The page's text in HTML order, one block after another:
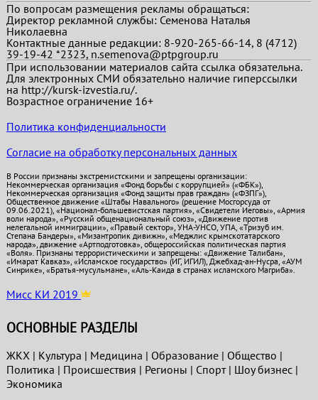
По вопросам размещения рекламы обращаться:
Директор рекламной службы: Семенова Наталья
Николаевна
Контактные данные редакции: 8-920-265-66-14, 8 (4712)
39-19-42 *2323, n.semenova@ptpgroup.ru
При использовании материалов сайта ссылка обязательна.
Для электронных СМИ обязательно наличие гиперссылки
на http://kursk-izvestia.ru/.
Возрастное ограничение 16+
Политика конфиденциальности
Согласие на обработку персональных данных
В России признаны экстремистскими и запрещены организации:
Некоммерческая организация «Фонд борьбы с коррупцией» («ФБК»),
Некоммерческая организация «Фонд защиты прав граждан» («ФЗПГ»),
Общественное движение «Штабы Навального» (решение Мосгорсуда от
09.06.2021), «Национал-большевистская партия», «Свидетели Иеговы», «Армия
воли народа», «Русский общенациональный союз», «Движение против
нелегальной иммиграции», «Правый сектор», УНА-УНСО, УПА, «Тризуб им.
Степана Бандеры», «Мизантропик дивижн», «Меджлис крымскотатарского
народа», движение «Артподготовка», общероссийская политическая партия
«Воля». Признаны террористическими и запрещены: «Движение Талибан»,
«Имарат Кавказ», «Исламское государство» (ИГ, ИГИЛ), Джебхад-ан-Нусра, «АУМ
Синрике», «Братья-мусульмане», «Аль-Каида в странах исламского Магриба».
Мисс КИ 2019
ОСНОВНЫЕ РАЗДЕЛЫ
ЖКХ | Культура | Медицина | Образование| Общество |
Политика | Проиcшествия | Регионы | Спорт| Шоу бизнес|
Экономика